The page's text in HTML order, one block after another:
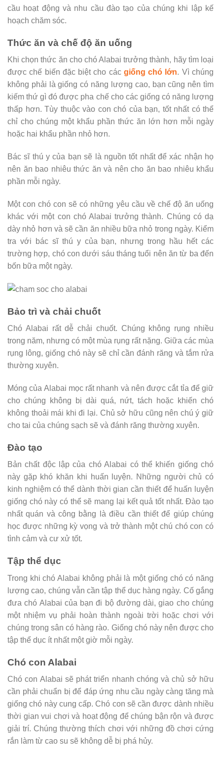
cầu hoạt động và nhu cầu đào tạo của chúng khi lập kế
hoạch chăm sóc.
Thức ăn và chế độ ăn uống
Khi chọn thức ăn cho chó Alabai trưởng thành, hãy tìm loại
được chế biến đặc biệt cho các giống chó lớn. Vì chúng
không phải là giống có năng lượng cao, bạn cũng nên tìm
kiếm thứ gì đó được pha chế cho các giống có năng lượng
thấp hơn. Tùy thuộc vào con chó của bạn, tốt nhất có thể
chỉ cho chúng một khẩu phần thức ăn lớn hơn mỗi ngày
hoặc hai khẩu phần nhỏ hơn.
Bác sĩ thú y của bạn sẽ là nguồn tốt nhất để xác nhận họ
nên ăn bao nhiêu thức ăn và nên cho ăn bao nhiêu khẩu
phần mỗi ngày.
Một con chó con sẽ có những yêu cầu về chế độ ăn uống
khác với một con chó Alabai trưởng thành. Chúng có dạ
dày nhỏ hơn và sẽ cần ăn nhiều bữa nhỏ trong ngày. Kiểm
tra với bác sĩ thú y của bạn, nhưng trong hầu hết các
trường hợp, chó con dưới sáu tháng tuổi nên ăn từ ba đến
bốn bữa một ngày.
Bảo trì và chải chuốt
Chó Alabai rất dễ chải chuốt. Chúng không rụng nhiều
trong năm, nhưng có một mùa rụng rất nặng. Giữa các mùa
rụng lông, giống chó này sẽ chỉ cần đánh răng và tắm rửa
thường xuyên.
Móng của Alabai mọc rất nhanh và nên được cắt tỉa để giữ
cho chúng không bị dài quá, nứt, tách hoặc khiến chó
không thoải mái khi đi lại. Chủ sở hữu cũng nên chú ý giữ
cho tai của chúng sạch sẽ và đánh răng thường xuyên.
Đào tạo
Bản chất độc lập của chó Alabai có thể khiến giống chó
này gặp khó khăn khi huấn luyện. Những người chủ có
kinh nghiệm có thể dành thời gian cần thiết để huấn luyện
giống chó này có thể sẽ mang lại kết quả tốt nhất. Đào tạo
nhất quán và công bằng là điều cần thiết để giúp chúng
học được những kỳ vọng và trở thành một chú chó con có
tình cảm và cư xử tốt.
Tập thể dục
Trong khi chó Alabai không phải là một giống chó có năng
lượng cao, chúng vẫn cần tập thể dục hàng ngày. Cố gắng
đưa chó Alabai của bạn đi bộ đường dài, giao cho chúng
một nhiệm vụ phải hoàn thành ngoài trời hoặc chơi với
chúng trong sân có hàng rào. Giống chó này nên được cho
tập thể dục ít nhất một giờ mỗi ngày.
Chó con Alabai
Chó con Alabai sẽ phát triển nhanh chóng và chủ sở hữu
cần phải chuẩn bị để đáp ứng nhu cầu ngày càng tăng mà
giống chó này cung cấp. Chó con sẽ cần được dành nhiều
thời gian vui chơi và hoạt động để chúng bận rộn và được
giải trí. Chúng thường thích chơi với những đồ chơi cứng
rắn làm từ cao su sẽ không dễ bị phá hủy.